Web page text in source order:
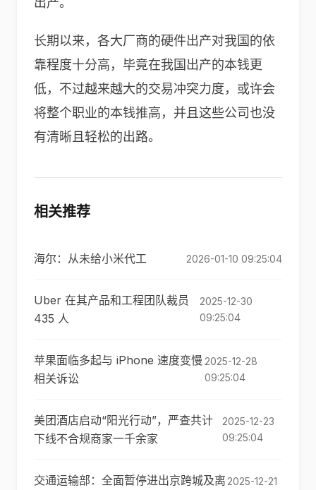
长期以来，各大厂商的硬件出产对我国的依
靠程度十分高，毕竟在我国出产的本钱更
低，不过越来越大的交易冲突力度，或许会
将整个职业的本钱推高，并且这些公司也没
有清晰且轻松的出路。
相关推荐
海尔：从未给小米代工 2026-01-10 09:25:04
Uber 在其产品和工程团队裁员
435 人
2025-12-30
09:25:04
苹果面临多起与 iPhone 速度变慢
相关诉讼
2025-12-28
09:25:04
美团酒店启动“阳光行动”，严查共计
下线不合规商家一千余家
2025-12-23
09:25:04
交通运输部：全面暂停进出京跨城及离 2025-12-21